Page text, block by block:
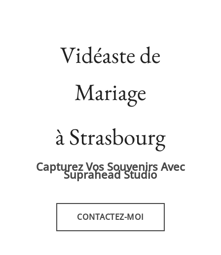
Vidéaste de
Mariage
à Strasbourg
Capturez Vos Souvenirs Avec
Suprahead Studio
CONTACTEZ-MOI